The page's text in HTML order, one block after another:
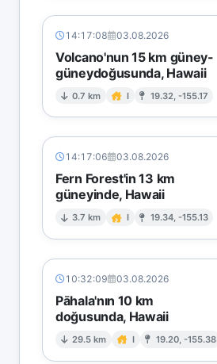
14:17:08 03.08.2026
Volcano'nun 15 km güney-
güneydoğusunda, Hawaii
0.7 km I 19.32, -155.17
14:17:06 03.08.2026
Fern Forest'in 13 km
güneyinde, Hawaii
3.7 km I 19.34, -155.13
10:32:09 03.08.2026
Pāhala'nın 10 km
doğusunda, Hawaii
29.5 km I 19.20, -155.38